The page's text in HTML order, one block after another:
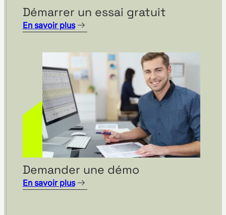
STAUFEN.AG – Témoignage
d’un utilisateur du logiciel
visTable®
Démarrer un essai gratuit
En savoir plus
Demander une démo
En savoir plus